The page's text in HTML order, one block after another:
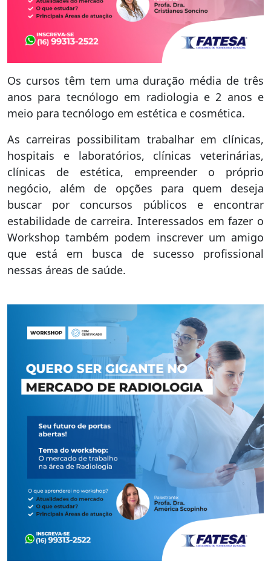
Os cursos têm tem uma duração média de três
anos para tecnólogo em radiologia e 2 anos e
meio para tecnólogo em estética e cosmética.
As carreiras possibilitam trabalhar em clínicas,
hospitais e laboratórios, clínicas veterinárias,
clínicas de estética, empreender o próprio
negócio, além de opções para quem deseja
buscar por concursos públicos e encontrar
estabilidade de carreira. Interessados em fazer o
Workshop também podem inscrever um amigo
que está em busca de sucesso profissional
nessas áreas de saúde.